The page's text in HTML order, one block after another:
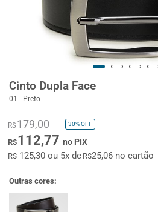
Cinto Dupla Face
01 - Preto
R$179,00 30%OFF
R$112,77 no PIX
R$ 125,30 ou 5x deR$25,06 no cartão
Outras cores: